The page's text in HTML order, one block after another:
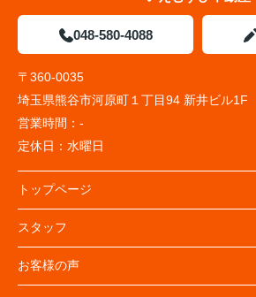
048-580-4088
〒360-0035
埼玉県熊谷市河原町１丁目94 新井ビル1F
営業時間： -
定休日： 水曜日
トップページ
スタッフ
お客様の声